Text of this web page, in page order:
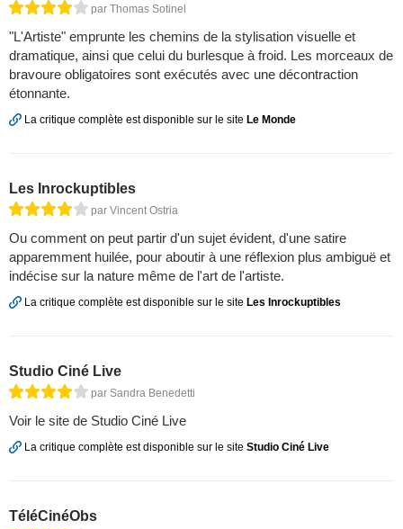
par Thomas Sotinel
"L'Artiste" emprunte les chemins de la stylisation visuelle et
dramatique, ainsi que celui du burlesque à froid. Les morceaux de
bravoure obligatoires sont exécutés avec une décontraction
étonnante.
La critique complète est disponible sur le site Le Monde
Les Inrockuptibles
par Vincent Ostria
Ou comment on peut partir d'un sujet évident, d'une satire
apparemment huilée, pour aboutir à une réflexion plus ambiguë et
indécise sur la nature même de l'art de l'artiste.
La critique complète est disponible sur le site Les Inrockuptibles
Studio Ciné Live
par Sandra Benedetti
Voir le site de Studio Ciné Live
La critique complète est disponible sur le site Studio Ciné Live
TéléCinéObs